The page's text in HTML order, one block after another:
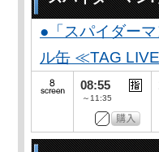
●「スパイダー
ル缶 ≪TAG
08:55
～11:35